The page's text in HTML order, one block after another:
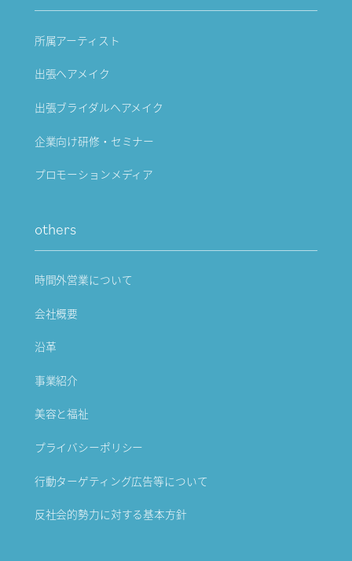
所属アーティスト
出張ヘアメイク
出張ブライダルヘアメイク
企業向け研修・セミナー
プロモーションメディア
others
時間外営業について
会社概要
沿革
事業紹介
美容と福祉
プライバシーポリシー
行動ターゲティング広告等について
反社会的勢力に対する基本方針